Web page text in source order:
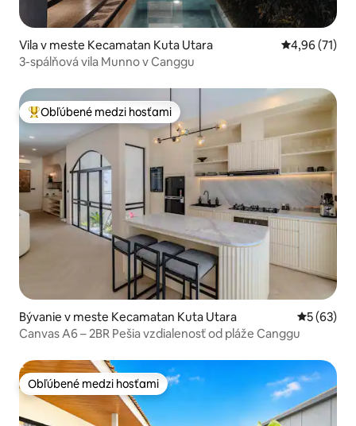
Vila v meste Kecamatan Kuta Utara Priemerné
4,96 (71)
3-spálňová vila Munno v Canggu
Najobľúbenejšie medzi hosťami
Obľúbené medzi hosťami
Bývanie v meste Kecamatan Kuta Utara
5 (63)
Canvas A6 – 2BR Pešia vzdialenosť od pláže Canggu
Obľúbené medzi hosťami
Obľúbené medzi hosťami